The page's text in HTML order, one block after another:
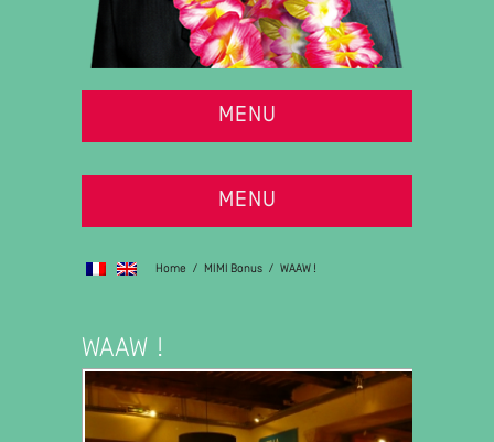
MENU
MENU
Home / MIMI Bonus / WAAW !
WAAW !